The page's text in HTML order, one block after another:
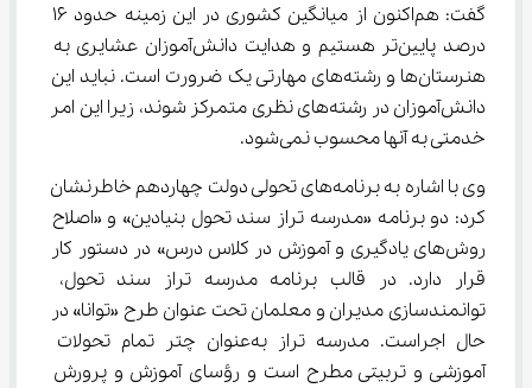
درصد پایین‌تر هستیم و هدایت دانش‌آموزان عشایری به
هنرستان‌ها و رشته‌های مهارتی یک ضرورت است. نباید این
دانش‌آموزان در رشته‌های نظری متمرکز شوند، زیرا این امر
خدمتی به آنها محسوب نمی‌شود.
وی با اشاره به برنامه‌های تحولی دولت چهاردهم خاطرنشان
کرد: دو برنامه «مدرسه تراز سند تحول بنیادین» و «اصلاح
روش‌های یادگیری و آموزش در کلاس درس» در دستور کار
قرار دارد. در قالب برنامه مدرسه تراز سند تحول،
توانمندسازی مدیران و معلمان تحت عنوان طرح «توانا» در
حال اجراست. مدرسه تراز به‌عنوان چتر تمام تحولات
آموزشی و تربیتی مطرح است و رؤسای آموزش و پرورش